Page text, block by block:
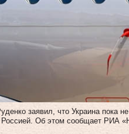
заявил, что Украина пока
Об этом сообщает РИА